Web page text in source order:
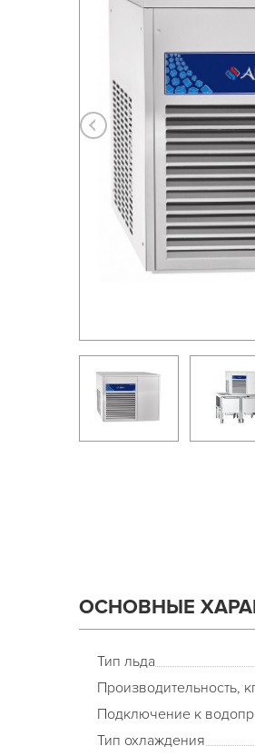
ОСНОВНЫЕ
Тип льда
Производительность,
Подключение к
Тип охлаждения